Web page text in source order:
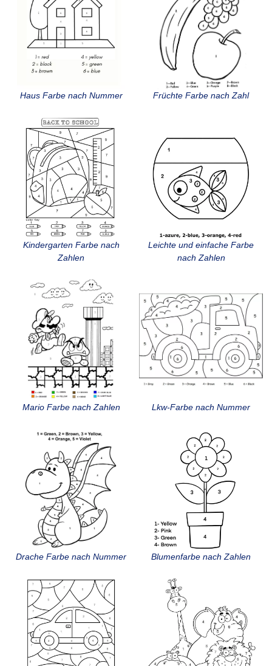
Haus Farbe nach Nummer Früchte Farbe nach Zahl
Kindergarten Farbe nach
Zahlen
Leichte und einfache Farbe
nach Zahlen
Mario Farbe nach Zahlen Lkw-Farbe nach Nummer
Drache Farbe nach Nummer Blumenfarbe nach Zahlen